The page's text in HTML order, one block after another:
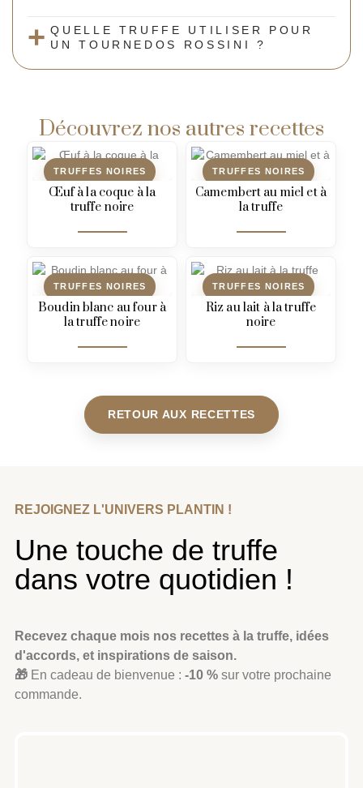
QUELLE TRUFFE UTILISER POUR
UN TOURNEDOS ROSSINI ?
Découvrez nos autres recettes
TRUFFES NOIRES
Œuf à la coque à la
truffe noire
TRUFFES NOIRES
Camembert au miel et à
la truffe
TRUFFES NOIRES
Boudin blanc au four à
la truffe noire
TRUFFES NOIRES
Riz au lait à la truffe
noire
RETOUR AUX RECETTES
REJOIGNEZ L'UNIVERS PLANTIN !
Une touche de truffe
dans votre quotidien !
Recevez chaque mois nos recettes à la truffe, idées
d'accords, et inspirations de saison.
🎁 En cadeau de bienvenue : -10 % sur votre prochaine
commande.